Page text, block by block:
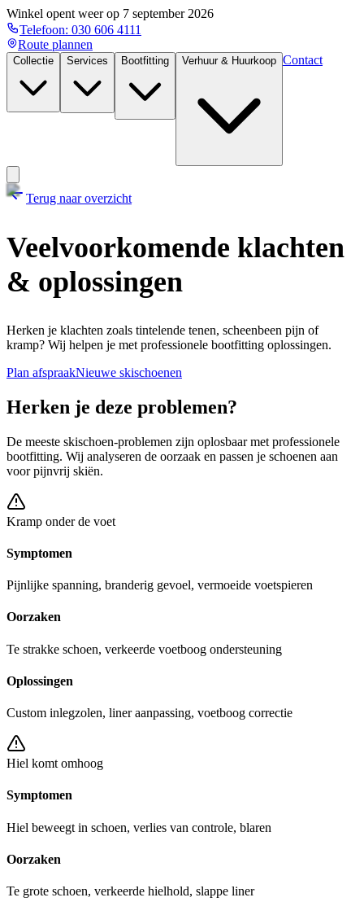
Winkel opent weer op 7 september 2026
Telefoon: 030 606 4111
Route plannen
Collectie Services Bootfitting Verhuur & Huurkoop Contact
Terug naar overzicht
Veelvoorkomende klachten
& oplossingen
Herken je klachten zoals tintelende tenen, scheenbeen pijn of
kramp? Wij helpen je met professionele bootfitting oplossingen.
Plan afspraakNieuwe skischoenen
Herken je deze problemen?
De meeste skischoen-problemen zijn oplosbaar met professionele
bootfitting. Wij analyseren de oorzaak en passen je schoenen aan
voor pijnvrij skiën.
Kramp onder de voet
Symptomen
Pijnlijke spanning, branderig gevoel, vermoeide voetspieren
Oorzaken
Te strakke schoen, verkeerde voetboog ondersteuning
Oplossingen
Custom inlegzolen, liner aanpassing, voetboog correctie
Hiel komt omhoog
Symptomen
Hiel beweegt in schoen, verlies van controle, blaren
Oorzaken
Te grote schoen, verkeerde hielhold, slappe liner